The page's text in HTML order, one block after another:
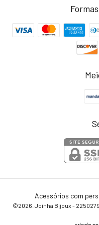
Acessórios com
©2026. Joinha Bijoux -